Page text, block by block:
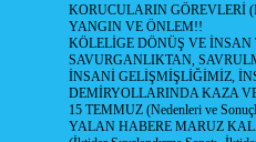
KORUCULARIN GÖREVLERİ
YANGIN VE ÖNLEM!!
KÖLELİGE DÖNÜŞ VE İNSAN
SAVURGANLIKTAN,
İNSANİ GELİŞMİŞLİĞİMİZ,
DEMİRYOLLARINDA KAZA
15 TEMMUZ (Nedenleri ve
YALAN HABERE MARUZ